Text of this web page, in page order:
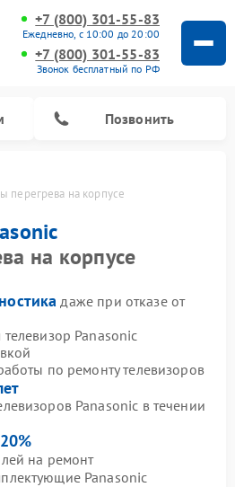
+7 (800) 301-55-83
Ежедневно, с 10:00 до 20:00
+7 (800) 301-55-83
Звонок бесплатный по РФ
Позвонить
перегрева на корпусе
на корпусе
даже при отказе от
Panasonic
по ремонту телевизоров
Panasonic в течении
20%
на ремонт
Panasonic